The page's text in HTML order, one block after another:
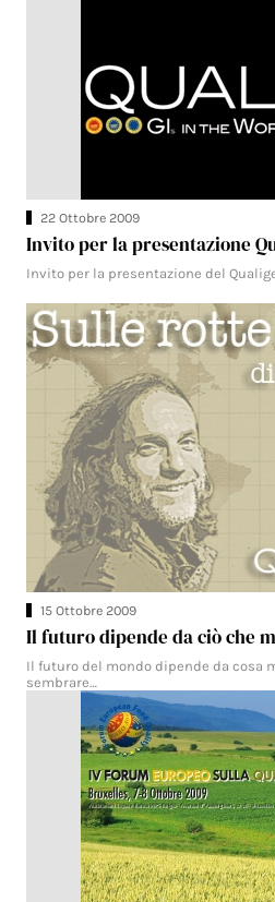
22 Ottobre 2009
Invito per la presentazione
Invito per la presentazione del
15 Ottobre 2009
Il futuro dipende da ciò che
Il futuro del mondo dipende da cosa
sembrare…